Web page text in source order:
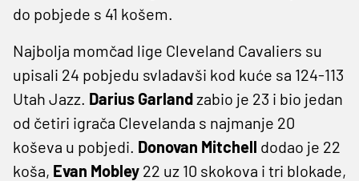
do pobjede s 41 košem.
Najbolja momčad lige Cleveland Cavaliers su
upisali 24 pobjedu svladavši kod kuće sa 124-113
Utah Jazz. Darius Garlandzabio je 23 i bio jedan
od četiri igrača Clevelanda s najmanje 20
koševa u pobjedi. Donovan Mitchell dodao je 22
koša, Evan Mobley 22 uz 10 skokova i tri blokade,